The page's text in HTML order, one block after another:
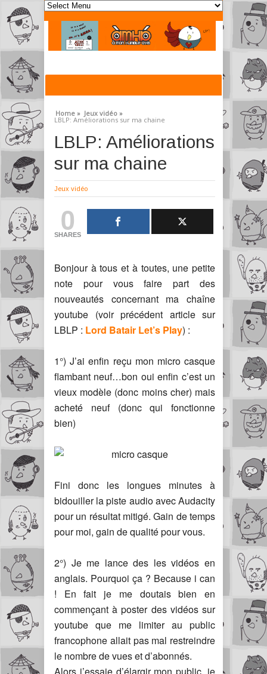
Home » Jeux vidéo »
LBLP: Améliorations sur ma chaine
LBLP: Améliorations
sur ma chaine
Jeux vidéo
0
SHARES
Bonjour à tous et à toutes, une petite
note pour vous faire part des
nouveautés concernant ma chaîne
youtube (voir précédent article sur
LBLP : Lord Batair Let’s Play) :
1°) J’ai enfin reçu mon micro casque
flambant neuf…bon oui enfin c’est un
vieux modèle (donc moins cher) mais
acheté neuf (donc qui fonctionne
bien)
Fini donc les longues minutes à
bidouiller la piste audio avec Audacity
pour un résultat mitigé. Gain de temps
pour moi, gain de qualité pour vous.
2°) Je me lance des les vidéos en
anglais. Pourquoi ça ? Because i can
! En fait je me doutais bien en
commençant à poster des vidéos sur
youtube que me limiter au public
francophone allait pas mal restreindre
le nombre de vues et d’abonnés.